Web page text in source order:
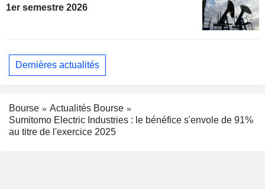
1er semestre 2026
Dernières actualités
Bourse
Actualités Bourse
Sumitomo Electric Industries : le bénéfice s'envole de 91%
au titre de l'exercice 2025